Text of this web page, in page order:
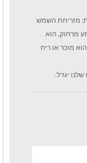
מזריחת השמש
מרחוק, הוא
מוכר או ריח
יגדל.